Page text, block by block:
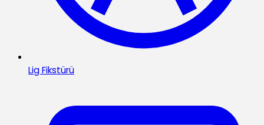
Lig Fikstürü